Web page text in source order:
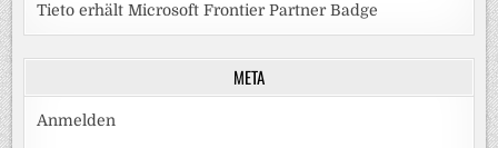
Tieto erhält Microsoft Frontier Partner Badge
META
Anmelden